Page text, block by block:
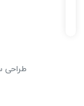
طراحی